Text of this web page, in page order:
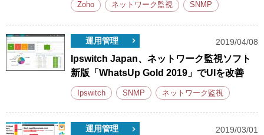
Zoho ネットワーク監視 SNMP
運用管理 2019/04/08
Ipswitch Japan、ネットワーク監視ソフト
新版「WhatsUp Gold 2019」でUIを改善
Ipswitch SNMP ネットワーク監視
運用管理 2019/03/01